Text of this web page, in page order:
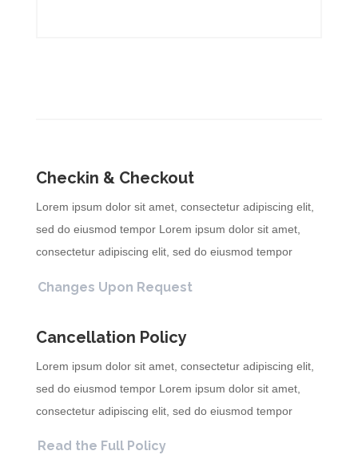
Checkin & Checkout
Lorem ipsum dolor sit amet, consectetur adipiscing elit,
sed do eiusmod tempor Lorem ipsum dolor sit amet,
consectetur adipiscing elit, sed do eiusmod tempor
Changes Upon Request
Cancellation Policy
Lorem ipsum dolor sit amet, consectetur adipiscing elit,
sed do eiusmod tempor Lorem ipsum dolor sit amet,
consectetur adipiscing elit, sed do eiusmod tempor
Read the Full Policy